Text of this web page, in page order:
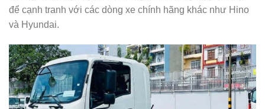
để cạnh tranh với các dòng xe chính hãng khác như Hino
và Hyundai.